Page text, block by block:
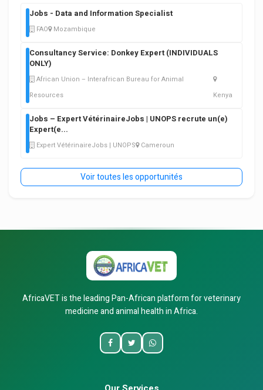
Jobs - Data and Information Specialist
FAO Mozambique
Consultancy Service: Donkey Expert (INDIVIDUALS
ONLY)
African Union – Interafrican Bureau for Animal
Resources
Kenya
Jobs – Expert VétérinaireJobs | UNOPS recrute un(e)
Expert(e...
Expert VétérinaireJobs | UNOPS Cameroun
Voir toutes les opportunités
AfricaVET is the leading Pan-African platform for veterinary
medicine and animal health in Africa.